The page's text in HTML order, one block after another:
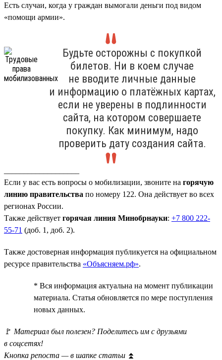
Есть случаи, когда у граждан вымогали деньги под видом
«помощи армии».
Будьте осторожны с покупкой
билетов. Ни в коем случае
не вводите личные данные
и информацию о платёжных картах,
если не уверены в подлинности
сайта, на котором совершаете
покупку. Как минимум, надо
проверить дату создания сайта.
Если у вас есть вопросы о мобилизации, звоните на горячую
линию правительства по номеру 122. Она действует во всех
регионах России.
Также действует горячая линия Минобрнауки: +7 800 222-
55-71 (доб. 1, доб. 2).
Также достоверная информация публикуется на официальном
ресурсе правительства «Объясняем.рф».
* Вся информация актуальна на момент публикации
материала. Статья обновляется по мере поступления
новых данных.
🚩 Материал был полезен? Поделитесь им с друзьями
в соцсетях!
Кнопка репоста — в шапке статьи ⏫